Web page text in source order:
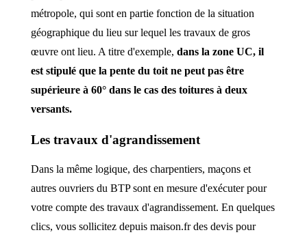
métropole, qui sont en partie fonction de la situation
géographique du lieu sur lequel les travaux de gros
œuvre ont lieu. A titre d'exemple, dans la zone UC, il
est stipulé que la pente du toit ne peut pas être
supérieure à 60° dans le cas des toitures à deux
versants.
Les travaux d'agrandissement
Dans la même logique, des charpentiers, maçons et
autres ouvriers du BTP sont en mesure d'exécuter pour
votre compte des travaux d'agrandissement. En quelques
clics, vous sollicitez depuis maison.fr des devis pour